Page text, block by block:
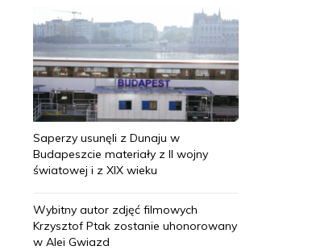
Saperzy usunęli z Dunaju w
Budapeszcie materiały z II wojny
światowej i z XIX wieku
Wybitny autor zdjęć filmowych
Krzysztof Ptak zostanie uhonorowany
w Alei Gwiazd